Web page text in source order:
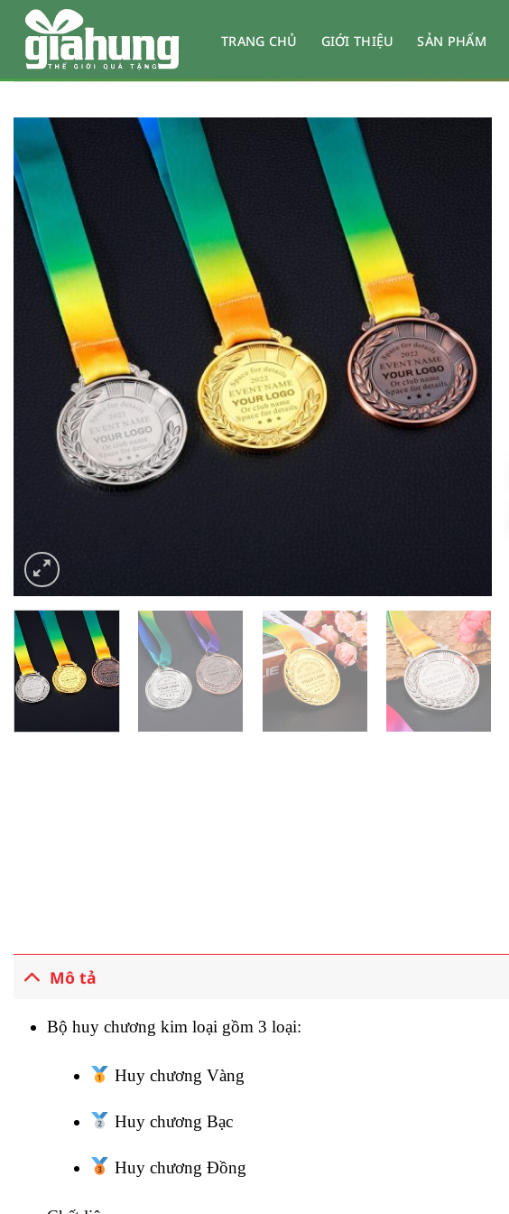
dung
TRANG CHỦ GIỚI THIỆU SẢN PHẨM
Mô tả
Bộ huy chương kim loại gồm 3 loại:
Huy chương Vàng
Huy chương Bạc
Huy chương Đồng